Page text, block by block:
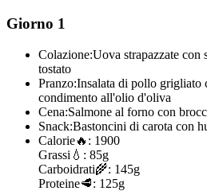
Giorno 1
Colazione:Uova strapazzate con
tostato
Pranzo:Insalata di pollo grigliato
condimento all'olio d'oliva
Cena:Salmone al forno con
Snack:Bastoncini di carota con
Calorie🔥: 1900
Grassi 💧: 85g
Carboidrati🌾: 145g
Proteine🥩: 125g